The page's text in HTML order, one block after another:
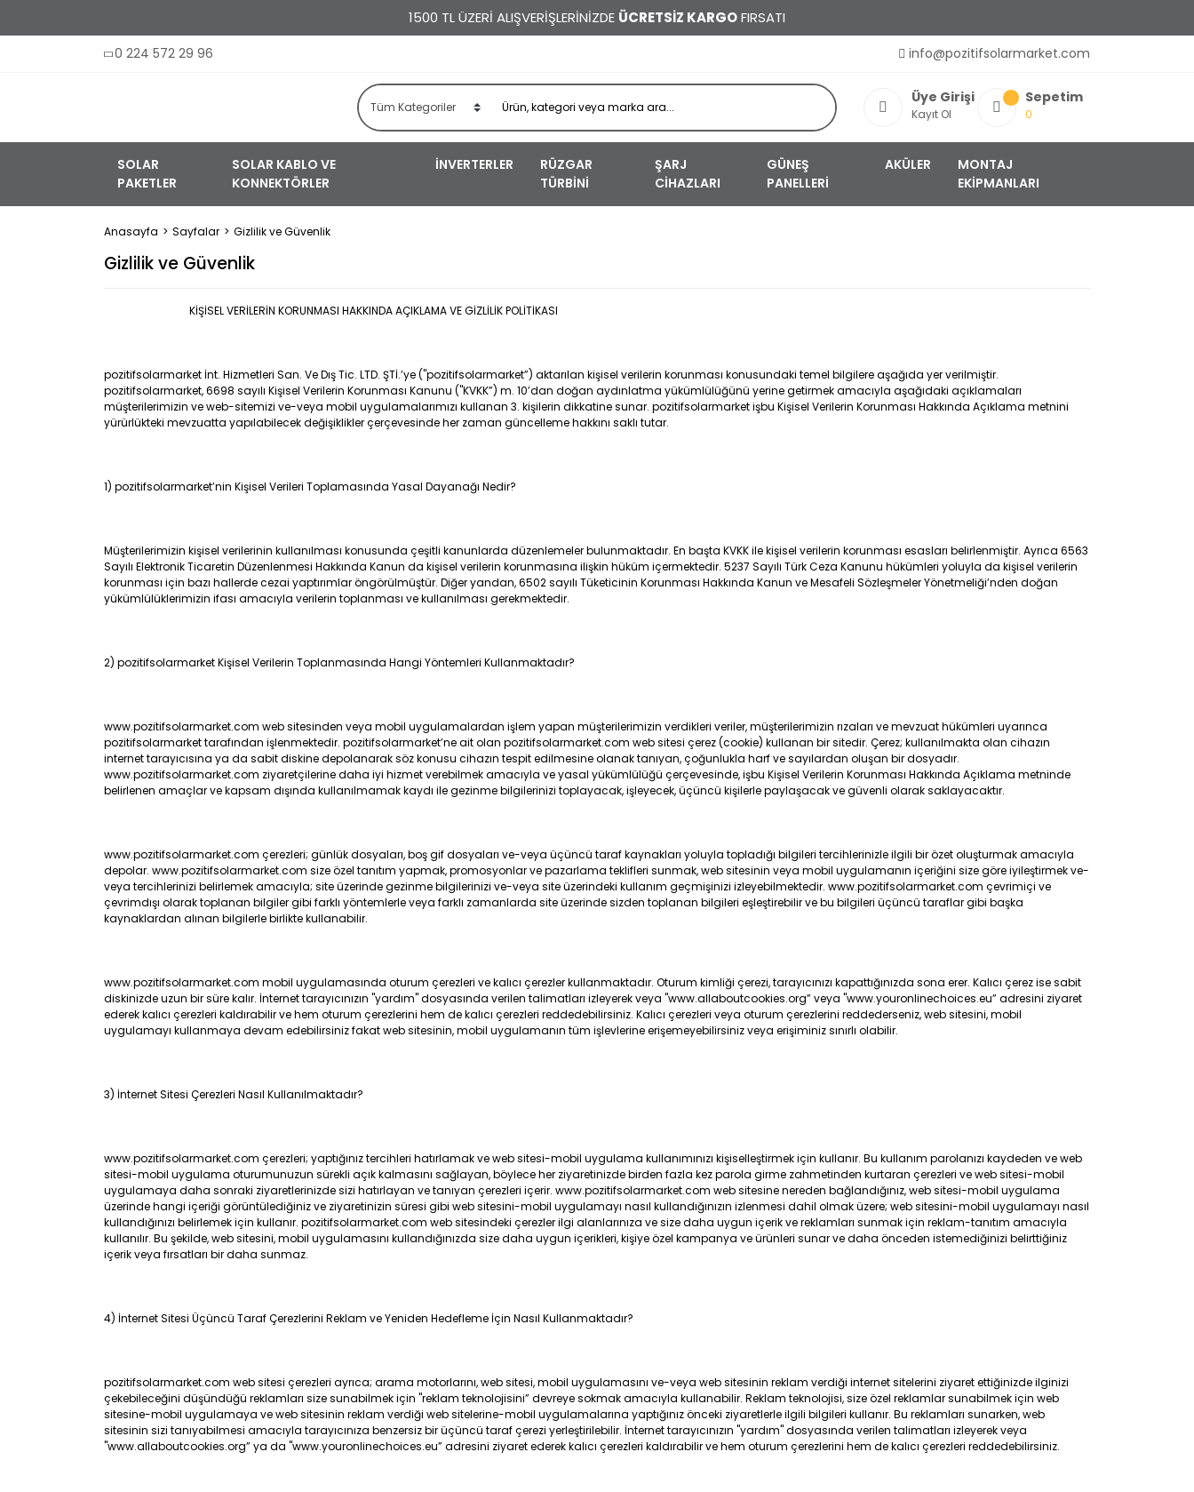
1500 TL ÜZERİ ALIŞVERİŞLERİNİZDE ÜCRETSİZ KARGOFIRSATI
0 224 572 29 96 info@pozitifsolarmarket.com
Üye Girişi
Kayıt Ol
Sepetim
0
SOLAR
PAKETLER
SOLAR KABLO VE
KONNEKTÖRLER
İNVERTERLER
RÜZGAR
TÜRBİNİ
ŞARJ
CİHAZLARI
GÜNEŞ
PANELLERİ
AKÜLER
MONTAJ
EKİPMANLARI
Anasayfa Sayfalar Gizlilik ve Güvenlik
Gizlilik ve Güvenlik
KİŞİSEL VERİLERİN KORUNMASI HAKKINDA AÇIKLAMA VE GİZLİLİK POLİTİKASI
pozitifsolarmarket İnt. Hizmetleri San. Ve Dış Tic. LTD. ŞTİ.’ye ("pozitifsolarmarket”) aktarılan kişisel verilerin korunması konusundaki temel bilgilere aşağıda yer verilmiştir.
pozitifsolarmarket, 6698 sayılı Kişisel Verilerin Korunması Kanunu ("KVKK”) m. 10’dan doğan aydınlatma yükümlülüğünü yerine getirmek amacıyla aşağıdaki açıklamaları
müşterilerimizin ve web-sitemizi ve-veya mobil uygulamalarımızı kullanan 3. kişilerin dikkatine sunar. pozitifsolarmarket işbu Kişisel Verilerin Korunması Hakkında Açıklama metnini
yürürlükteki mevzuatta yapılabilecek değişiklikler çerçevesinde her zaman güncelleme hakkını saklı tutar.
1) pozitifsolarmarket’nin Kişisel Verileri Toplamasında Yasal Dayanağı Nedir?
Müşterilerimizin kişisel verilerinin kullanılması konusunda çeşitli kanunlarda düzenlemeler bulunmaktadır. En başta KVKK ile kişisel verilerin korunması esasları belirlenmiştir. Ayrıca 6563
Sayılı Elektronik Ticaretin Düzenlenmesi Hakkında Kanun da kişisel verilerin korunmasına ilişkin hüküm içermektedir. 5237 Sayılı Türk Ceza Kanunu hükümleri yoluyla da kişisel verilerin
korunması için bazı hallerde cezai yaptırımlar öngörülmüştür. Diğer yandan, 6502 sayılı Tüketicinin Korunması Hakkında Kanun ve Mesafeli Sözleşmeler Yönetmeliği’nden doğan
yükümlülüklerimizin ifası amacıyla verilerin toplanması ve kullanılması gerekmektedir.
2) pozitifsolarmarket Kişisel Verilerin Toplanmasında Hangi Yöntemleri Kullanmaktadır?
www.pozitifsolarmarket.com web sitesinden veya mobil uygulamalardan işlem yapan müşterilerimizin verdikleri veriler, müşterilerimizin rızaları ve mevzuat hükümleri uyarınca
pozitifsolarmarket tarafından işlenmektedir. pozitifsolarmarket’ne ait olan pozitifsolarmarket.com web sitesi çerez (cookie) kullanan bir sitedir. Çerez; kullanılmakta olan cihazın
internet tarayıcısına ya da sabit diskine depolanarak söz konusu cihazın tespit edilmesine olanak tanıyan, çoğunlukla harf ve sayılardan oluşan bir dosyadır.
www.pozitifsolarmarket.com ziyaretçilerine daha iyi hizmet verebilmek amacıyla ve yasal yükümlülüğü çerçevesinde, işbu Kişisel Verilerin Korunması Hakkında Açıklama metninde
belirlenen amaçlar ve kapsam dışında kullanılmamak kaydı ile gezinme bilgilerinizi toplayacak, işleyecek, üçüncü kişilerle paylaşacak ve güvenli olarak saklayacaktır.
www.pozitifsolarmarket.com çerezleri; günlük dosyaları, boş gif dosyaları ve-veya üçüncü taraf kaynakları yoluyla topladığı bilgileri tercihlerinizle ilgili bir özet oluşturmak amacıyla
depolar. www.pozitifsolarmarket.com size özel tanıtım yapmak, promosyonlar ve pazarlama teklifleri sunmak, web sitesinin veya mobil uygulamanın içeriğini size göre iyileştirmek ve-
veya tercihlerinizi belirlemek amacıyla; site üzerinde gezinme bilgilerinizi ve-veya site üzerindeki kullanım geçmişinizi izleyebilmektedir. www.pozitifsolarmarket.com çevrimiçi ve
çevrimdışı olarak toplanan bilgiler gibi farklı yöntemlerle veya farklı zamanlarda site üzerinde sizden toplanan bilgileri eşleştirebilir ve bu bilgileri üçüncü taraflar gibi başka
kaynaklardan alınan bilgilerle birlikte kullanabilir.
www.pozitifsolarmarket.com mobil uygulamasında oturum çerezleri ve kalıcı çerezler kullanmaktadır. Oturum kimliği çerezi, tarayıcınızı kapattığınızda sona erer. Kalıcı çerez ise sabit
diskinizde uzun bir süre kalır. İnternet tarayıcınızın "yardım" dosyasında verilen talimatları izleyerek veya "www.allaboutcookies.org” veya "www.youronlinechoices.eu” adresini ziyaret
ederek kalıcı çerezleri kaldırabilir ve hem oturum çerezlerini hem de kalıcı çerezleri reddedebilirsiniz. Kalıcı çerezleri veya oturum çerezlerini reddederseniz, web sitesini, mobil
uygulamayı kullanmaya devam edebilirsiniz fakat web sitesinin, mobil uygulamanın tüm işlevlerine erişemeyebilirsiniz veya erişiminiz sınırlı olabilir.
3) İnternet Sitesi Çerezleri Nasıl Kullanılmaktadır?
www.pozitifsolarmarket.com çerezleri; yaptığınız tercihleri hatırlamak ve web sitesi-mobil uygulama kullanımınızı kişiselleştirmek için kullanır. Bu kullanım parolanızı kaydeden ve web
sitesi-mobil uygulama oturumunuzun sürekli açık kalmasını sağlayan, böylece her ziyaretinizde birden fazla kez parola girme zahmetinden kurtaran çerezleri ve web sitesi-mobil
uygulamaya daha sonraki ziyaretlerinizde sizi hatırlayan ve tanıyan çerezleri içerir. www.pozitifsolarmarket.com web sitesine nereden bağlandığınız, web sitesi-mobil uygulama
üzerinde hangi içeriği görüntülediğiniz ve ziyaretinizin süresi gibi web sitesini-mobil uygulamayı nasıl kullandığınızın izlenmesi dahil olmak üzere; web sitesini-mobil uygulamayı nasıl
kullandığınızı belirlemek için kullanır. pozitifsolarmarket.com web sitesindeki çerezler ilgi alanlarınıza ve size daha uygun içerik ve reklamları sunmak için reklam-tanıtım amacıyla
kullanılır. Bu şekilde, web sitesini, mobil uygulamasını kullandığınızda size daha uygun içerikleri, kişiye özel kampanya ve ürünleri sunar ve daha önceden istemediğinizi belirttiğiniz
içerik veya fırsatları bir daha sunmaz.
4) İnternet Sitesi Üçüncü Taraf Çerezlerini Reklam ve Yeniden Hedefleme İçin Nasıl Kullanmaktadır?
pozitifsolarmarket.com web sitesi çerezleri ayrıca; arama motorlarını, web sitesi, mobil uygulamasını ve-veya web sitesinin reklam verdiği internet sitelerini ziyaret ettiğinizde ilginizi
çekebileceğini düşündüğü reklamları size sunabilmek için "reklam teknolojisini” devreye sokmak amacıyla kullanabilir. Reklam teknolojisi, size özel reklamlar sunabilmek için web
sitesine-mobil uygulamaya ve web sitesinin reklam verdiği web sitelerine-mobil uygulamalarına yaptığınız önceki ziyaretlerle ilgili bilgileri kullanır. Bu reklamları sunarken, web
sitesinin sizi tanıyabilmesi amacıyla tarayıcınıza benzersiz bir üçüncü taraf çerezi yerleştirilebilir. İnternet tarayıcınızın "yardım" dosyasında verilen talimatları izleyerek veya
"www.allaboutcookies.org” ya da "www.youronlinechoices.eu” adresini ziyaret ederek kalıcı çerezleri kaldırabilir ve hem oturum çerezlerini hem de kalıcı çerezleri reddedebilirsiniz.